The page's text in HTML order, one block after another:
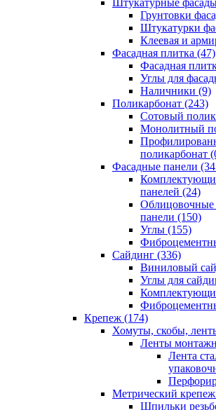
Штукатурные
Грунтовки
Штукатурки
Клеевая и
Фасадная плитка (47)
Фасадная
Углы для
Наличники (9)
Поликарбонат (243)
Сотовый
Монолитный
поликарбонат
Фасадные панели
панелей (24)
Облицовочные
панели (150)
Углы (155)
Сайдинг (336)
Виниловый
Углы для
Крепеж (174)
Хомуты, скобы,
Ленты
Лента
Метрический
Шпильки